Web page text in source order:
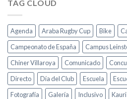
TAG CLOUD
Agenda Araba Rugby Cup Bike
Campeonato de España
Campus
Chiner Villaroya
Comunicado
Directo
Día del Club Escuela
Fotografía
Galería Inclusivo Kauri